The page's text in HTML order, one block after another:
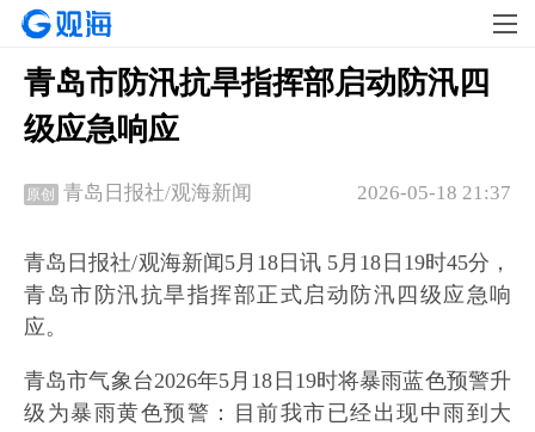
青岛市防汛抗旱指挥部启动防汛四
级应急响应
原创 2026-05-18 21:37
青岛日报社/观海新闻
青岛日报社/观海新闻5月18日讯 5月18日19时45分，
青岛市防汛抗旱指挥部正式启动防汛四级应急响
应。
青岛市气象台2026年5月18日19时将暴雨蓝色预警升
级为暴雨黄色预警：目前我市已经出现中雨到大